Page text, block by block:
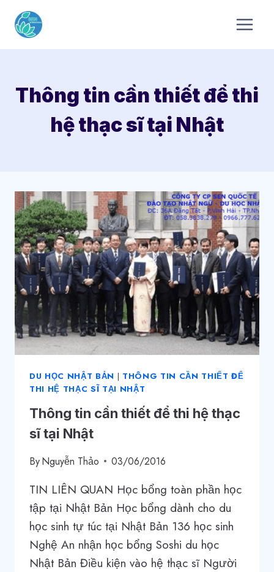
content
Thông tin cần thiết để thi
hệ thạc sĩ tại Nhật
DU HỌC NHẬT BẢN | THÔNG TIN CẦN THIẾT ĐỂ
THI HỆ THẠC SĨ TẠI NHẬT
Thông tin cần thiết để thi hệ thạc
sĩ tại Nhật
ByNguyễn Thảo 03/06/2016
TIN LIÊN QUAN Học bổng toàn phần học
tập tại Nhật Bản Học bổng dành cho du
học sinh tự túc tại Nhật Bản 136 học sinh
Nghệ An nhận học bổng Soshi du học
Nhật Bản Điều kiện vào hệ thạc sĩ Người